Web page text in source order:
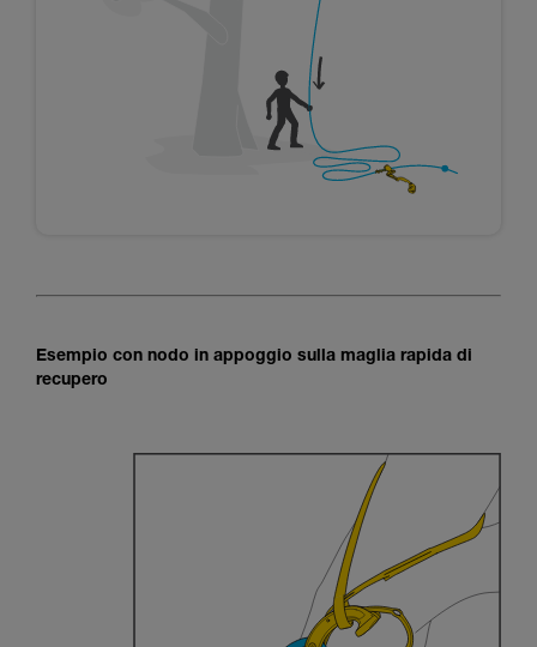
Esempio con nodo in appoggio sulla maglia rapida di
recupero